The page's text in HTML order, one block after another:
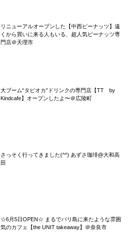
リニューアルオープンした【中西ピーナッツ】遠
くから買いに来る人もいる、超人気ピーナッツ専
門店＠天理市
大ブーム“タピオカ”ドリンクの専門店【TT by
Kindcafe】オープンしたよ〜＠広陵町
さっそく行ってきました(^^) あずさ珈琲@大和高
田
☆6月5日OPEN☆ まるでバリ島に来たような雰囲
気のカフェ【the UNIT takeaway】＠奈良市